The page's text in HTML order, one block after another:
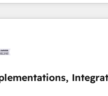
and HubSpot.
GTM and RevOps
🔹 Migrations: Move
to drive revenue